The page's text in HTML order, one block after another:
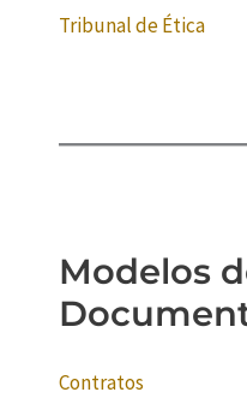
Tribunal de Ética
Modelos
Contratos